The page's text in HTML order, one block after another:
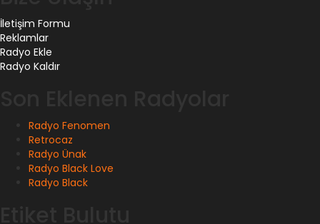
İletişim Formu
Reklamlar
Radyo Ekle
Radyo Kaldır
Radyo Fenomen
Retrocaz
Radyo Ünak
Radyo Black Love
Radyo Black